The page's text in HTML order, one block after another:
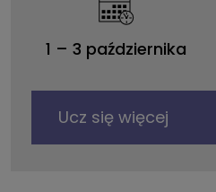
1 – 3 października
Ucz się więcej